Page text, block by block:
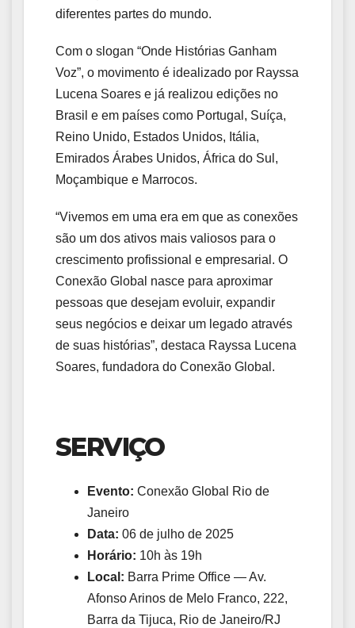
diferentes partes do mundo.
Com o slogan “Onde Histórias Ganham
Voz”, o movimento é idealizado por Rayssa
Lucena Soares e já realizou edições no
Brasil e em países como Portugal, Suíça,
Reino Unido, Estados Unidos, Itália,
Emirados Árabes Unidos, África do Sul,
Moçambique e Marrocos.
“Vivemos em uma era em que as conexões
são um dos ativos mais valiosos para o
crescimento profissional e empresarial. O
Conexão Global nasce para aproximar
pessoas que desejam evoluir, expandir
seus negócios e deixar um legado através
de suas histórias”, destaca Rayssa Lucena
Soares, fundadora do Conexão Global.
SERVIÇO
Evento: Conexão Global Rio de
Janeiro
Data: 06 de julho de 2025
Horário: 10h às 19h
Local: Barra Prime Office — Av.
Afonso Arinos de Melo Franco, 222,
Barra da Tijuca, Rio de Janeiro/RJ